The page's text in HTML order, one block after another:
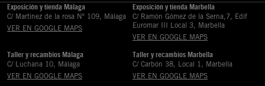
Exposición y tienda Málaga
C/ Martinez de la rosa Nº 109, Málaga
VER EN GOOGLE MAPS
Exposición y tienda Marbella
C/ Ramón Gómez de la Serna,7, Edif
Euromar III Local 3, Marbella
VER EN GOOGLE MAPS
Taller y recambios Málaga
C/ Luchana 10, Málaga
VER EN GOOGLE MAPS
Taller y recambios Marbella
C/ Carbón 38, Local 1, Marbella
VER EN GOOGLE MAPS